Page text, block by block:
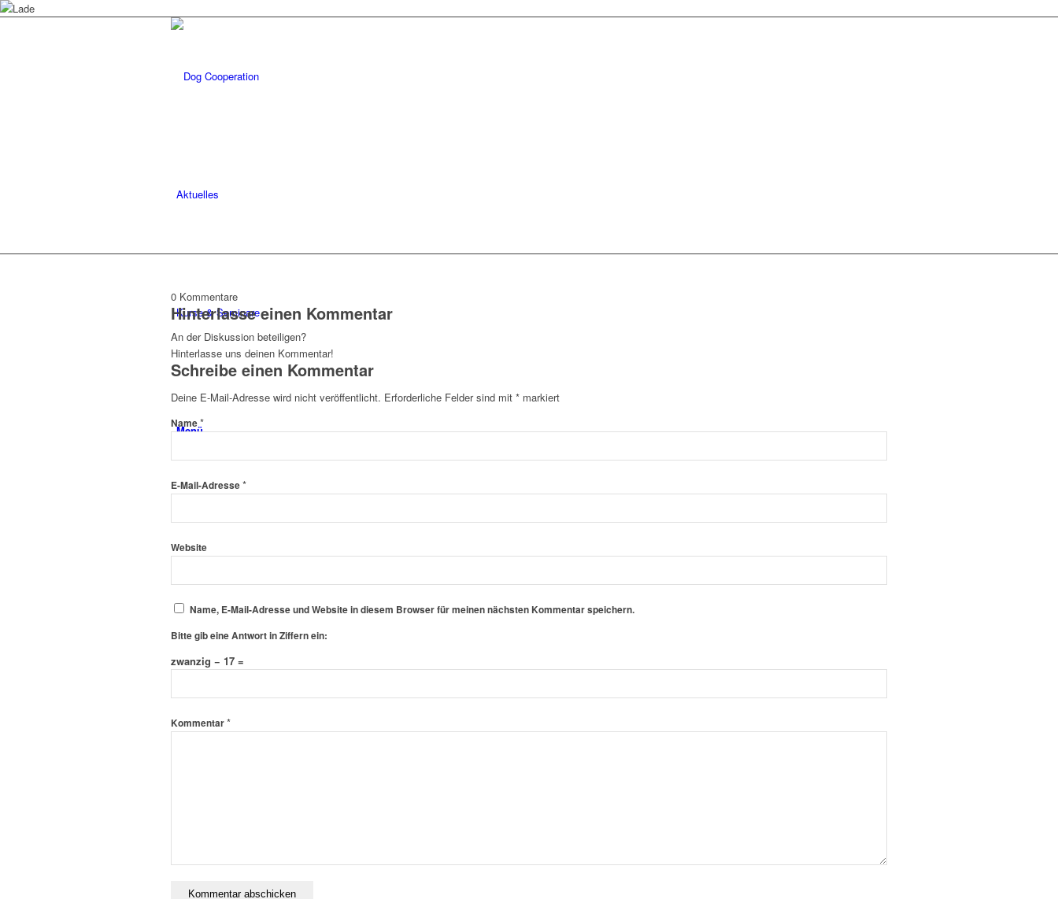
Aktuelles
Kurse & Seminare
Menü
0 Kommentare
Hinterlasse einen Kommentar
An der Diskussion beteiligen?
Hinterlasse uns deinen Kommentar!
Schreibe einen Kommentar
Deine E-Mail-Adresse wird nicht veröffentlicht. Erforderliche Felder sind mit * markiert
Name*
E-Mail-Adresse*
Website
Name, E-Mail-Adresse und Website in diesem Browser für meinen nächsten Kommentar speichern.
Bitte gib eine Antwort in Ziffern ein:
zwanzig − 17 =
Kommentar*